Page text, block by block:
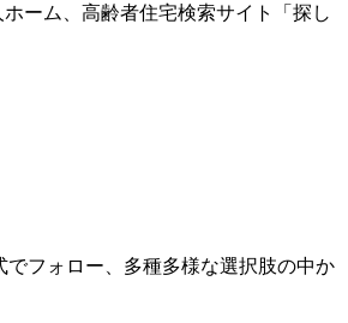
ーム、高齢者住宅検索サイト「探し
フォロー、多種多様な選択肢の中か